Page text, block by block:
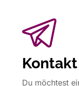
Du möchtest